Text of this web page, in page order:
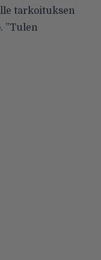
tarkoituksen
”Tulen